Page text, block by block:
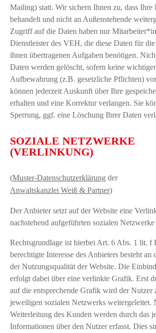
Mailing) statt. Wir sichern Ihnen zu, dass Ihre
behandelt und nicht an Außenstehende
Zugriff auf die Daten haben nur
Dienstleister des VEH, die diese Daten für
ihnen übertragenen Aufgaben benötigen.
Daten werden gelöscht, sofern keine
Aufbewahrung (z.B. gesetzliche Pflichten)
können jederzeit Auskunft über Ihre
erhalten und eine Korrektur verlangen. Sie
Sperrung, ggf. eine Löschung Ihrer Daten
SOZIALE NETZWERKE
(VERLINKUNG)
(Muster-Datenschutzerklärung der
Anwaltskanzlei Weiß & Partner)
Der Anbieter setzt auf der Website eine
nachstehend aufgeführten sozialen Netzwerke
Rechtsgrundlage ist hierbei Art. 6 Abs. 1 lit. f
berechtigte Interesse des Anbieters besteht an
der Nutzungsqualität der Website. Die
erfolgt dabei über eine verlinkte Grafik. Erst
auf die entsprechende Grafik wird der Nutzer
jeweiligen sozialen Netzwerks weitergeleitet.
Weiterleitung des Kunden werden durch das
Informationen über den Nutzer erfasst. Dies